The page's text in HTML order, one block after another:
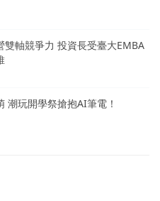
雙軸競爭力 投資長受臺大EMBA
潮玩開學祭搶抱AI筆電！